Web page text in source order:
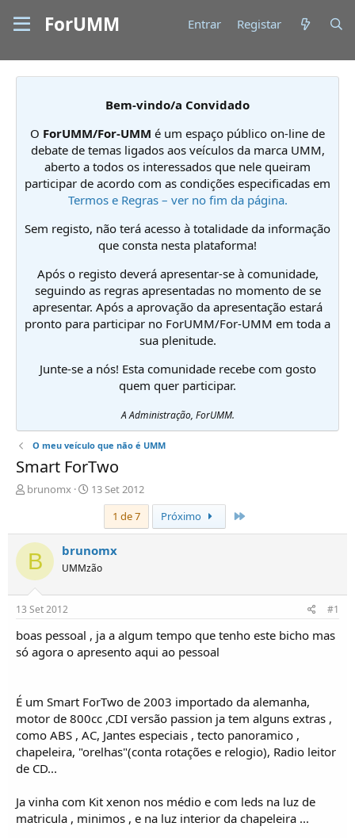
ForUMM Entrar Registar
Bem-vindo/a Convidado
O ForUMM/For-UMM é um espaço público on-line de
debate de temas ligados aos veículos da marca UMM,
aberto a todos os interessados que nele queiram
participar de acordo com as condições especificadas em
Termos e Regras – ver no fim da página.
Sem registo, não terá acesso à totalidade da informação
que consta nesta plataforma!
Após o registo deverá apresentar-se à comunidade,
seguindo as regras apresentadas no momento de se
apresentar. Após a aprovação da apresentação estará
pronto para participar no ForUMM/For-UMM em toda a
sua plenitude.
Junte-se a nós! Esta comunidade recebe com gosto
quem quer participar.
A Administração, ForUMM.
O meu veículo que não é UMM
Smart ForTwo
I
c
i
d
d
e
T
ó
c
o
s
brunomx
D
a
d
e
i
o
13 Set 2012
1 de 7
Próximo
B brunomx
UMMzão
13 Set 2012 #1
boas pessoal , ja a algum tempo que tenho este bicho mas
só agora o apresento aqui ao pessoal
É um Smart ForTwo de 2003 importado da alemanha,
motor de 800cc ,CDI versão passion ja tem alguns extras ,
como ABS , AC, Jantes especiais , tecto panoramico ,
chapeleira, "orelhas"(conta rotações e relogio), Radio leitor
de CD...
Ja vinha com Kit xenon nos médio e com leds na luz de
matricula , minimos , e na luz interior da chapeleira ...